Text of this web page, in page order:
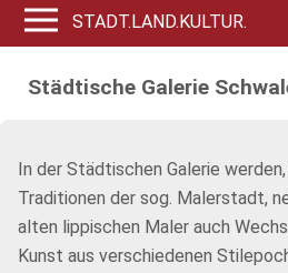
STADT.LAND.KULTUR.
Städtische Galerie
In der Städtischen Galerie
Traditionen der sog. Malerstadt,
alten lippischen Maler auch
Kunst aus verschiedenen